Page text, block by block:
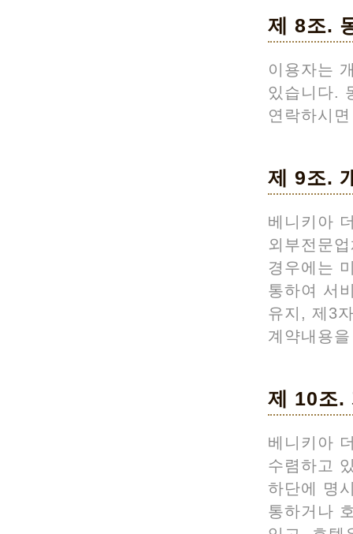
제 8조.
이용자는
있습니다.
연락하시
제 9조.
베니키아
외부전문
경우에는
통하여 서
유지, 제3
계약내용
제 10조.
베니키아
수렴하고
하단에 명
통하거나